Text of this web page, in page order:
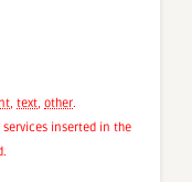
, text, other.
services inserted in the